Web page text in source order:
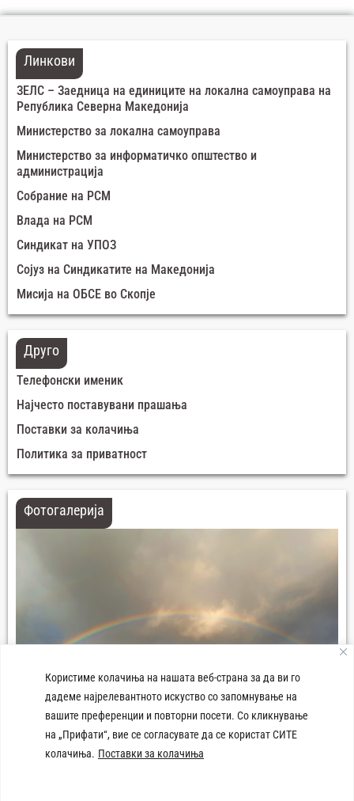
Користиме колачиња на нашата веб-страна за да ви го
дадеме најрелевантното искуство со запомнување на
вашите преференции и повторни посети. Со кликнување
на „Прифати“, вие се согласувате да се користат СИТЕ
колачиња. Поставки за колачиња
Линкови
ЗЕЛС – Заедница на единиците на локална самоуправа на
Република Северна Македонија
Министерство за локална самоуправа
Министерство за информатичко општество и
администрација
Собрание на РСМ
Влада на РСМ
Синдикат на УПОЗ
Сојуз на Синдикатите на Македонија
Мисија на ОБСЕ во Скопје
Друго
Телефонски именик
Најчесто поставувани прашања
Поставки за колачиња
Политика за приватност
Фотогалерија